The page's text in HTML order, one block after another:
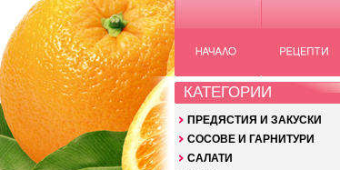
КАТЕГОРИИ
ПРЕДЯСТИЯ И ЗАКУСКИ
СОСОВЕ И ГАРНИТУРИ
САЛАТИ